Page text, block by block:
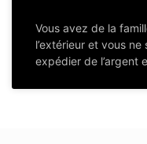
Vous avez de la
l’extérieur et vous
expédier de l’argent